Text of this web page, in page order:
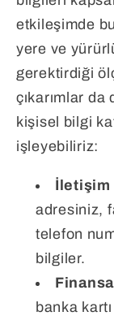
etkileşimde
yere ve
gerektirdiği
çıkarımlar
kişisel bilgi
işleyebiliriz:
adresiniz,
telefon
bilgiler.
banka